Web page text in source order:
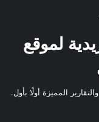
لموقع
المميزة أولًا بأول.